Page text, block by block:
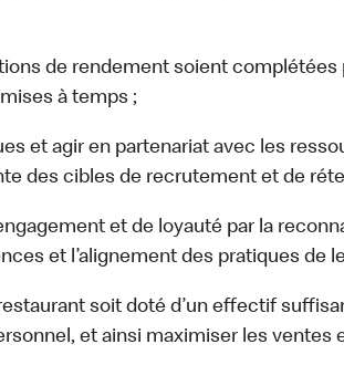
de rendement soient complétées
à temps ;
et agir en partenariat avec les
des cibles de recrutement et de
et de loyauté par la
et l’alignement des pratiques de
soit doté d’un effectif
et ainsi maximiser les ventes